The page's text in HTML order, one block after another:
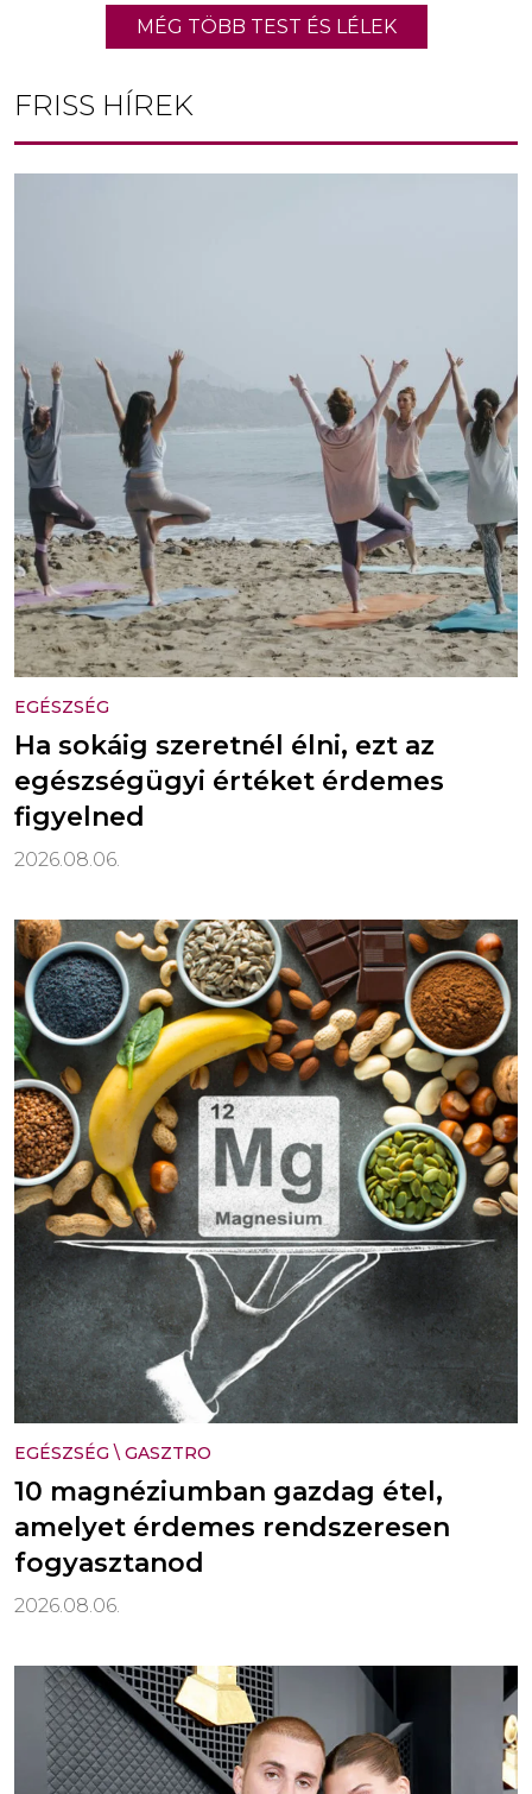
MÉG TÖBB TEST ÉS LÉLEK
FRISS HÍREK
EGÉSZSÉG
Ha sokáig szeretnél élni, ezt az
egészségügyi értéket érdemes
figyelned
2026.08.06.
EGÉSZSÉG \ GASZTRO
10 magnéziumban gazdag étel,
amelyet érdemes rendszeresen
fogyasztanod
2026.08.06.